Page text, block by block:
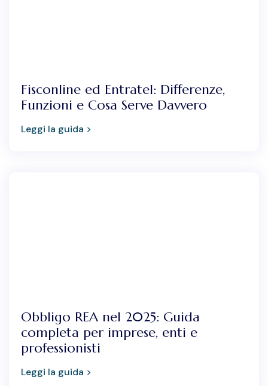
Fisconline ed Entratel: Differenze,
Funzioni e Cosa Serve Davvero
Leggi la guida >
Obbligo REA nel 2025: Guida
completa per imprese, enti e
professionisti
Leggi la guida >